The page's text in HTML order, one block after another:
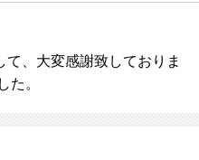
、大変感謝致しておりま
た。